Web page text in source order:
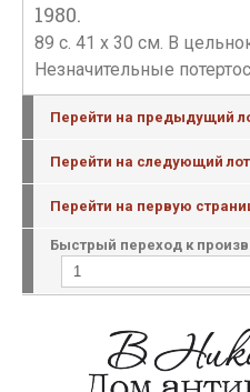
1980.
89 с. 41 х 30 см. В
Незначительные
Перейти на предыдущий
Перейти на следующий лот
Перейти на первую
Быстрый переход к